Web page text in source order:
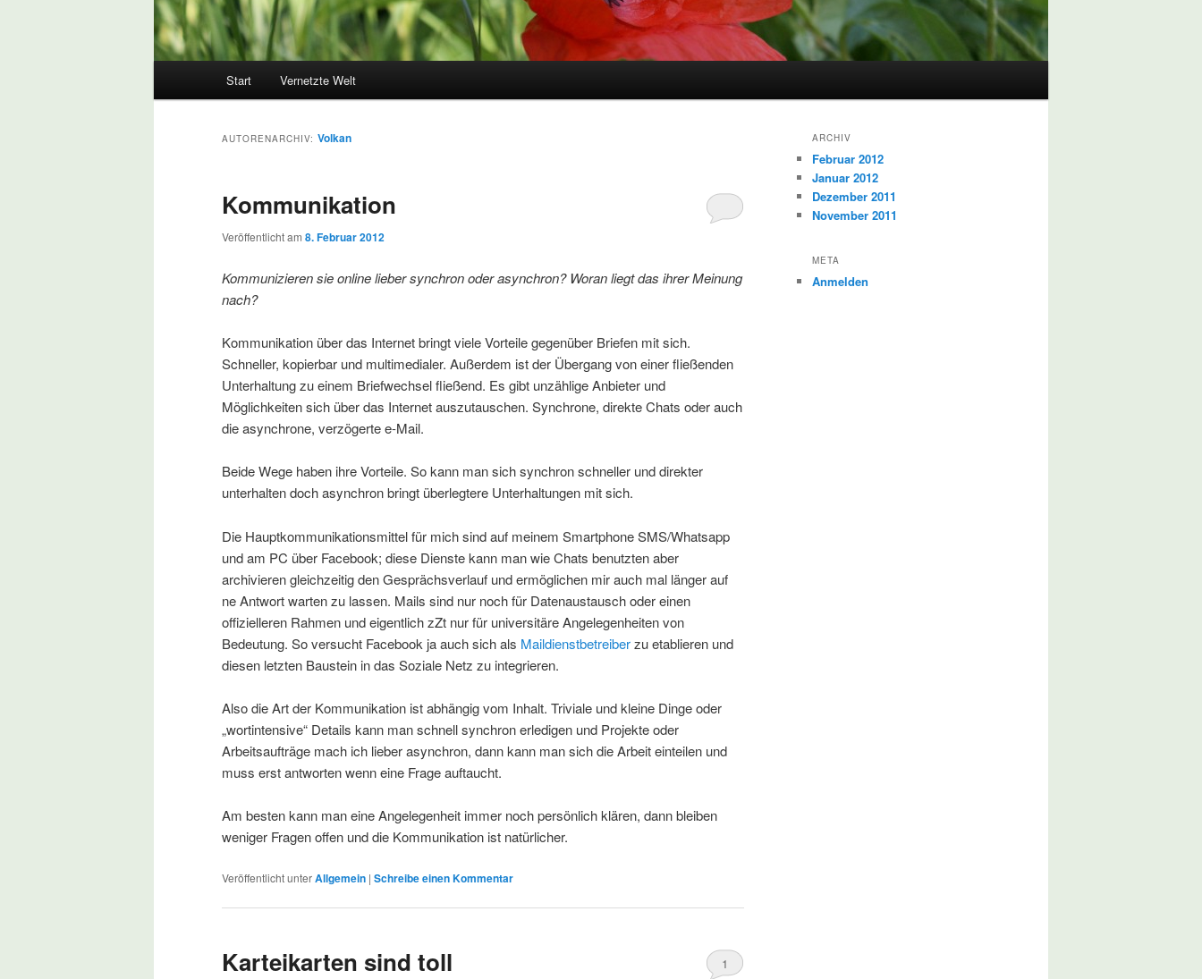
Start Vernetzte Welt
AUTORENARCHIV: Volkan
Kommunikation
Veröffentlicht am 8. Februar 2012
Kommunizieren sie online lieber synchron oder asynchron? Woran liegt das ihrer Meinung
nach?
Kommunikation über das Internet bringt viele Vorteile gegenüber Briefen mit sich.
Schneller, kopierbar und multimedialer. Außerdem ist der Übergang von einer fließenden
Unterhaltung zu einem Briefwechsel fließend. Es gibt unzählige Anbieter und
Möglichkeiten sich über das Internet auszutauschen. Synchrone, direkte Chats oder auch
die asynchrone, verzögerte e-Mail.
Beide Wege haben ihre Vorteile. So kann man sich synchron schneller und direkter
unterhalten doch asynchron bringt überlegtere Unterhaltungen mit sich.
Die Hauptkommunikationsmittel für mich sind auf meinem Smartphone SMS/Whatsapp
und am PC über Facebook; diese Dienste kann man wie Chats benutzten aber
archivieren gleichzeitig den Gesprächsverlauf und ermöglichen mir auch mal länger auf
ne Antwort warten zu lassen. Mails sind nur noch für Datenaustausch oder einen
offizielleren Rahmen und eigentlich zZt nur für universitäre Angelegenheiten von
Bedeutung. So versucht Facebook ja auch sich als Maildienstbetreiberzu etablieren und
diesen letzten Baustein in das Soziale Netz zu integrieren.
Also die Art der Kommunikation ist abhängig vom Inhalt. Triviale und kleine Dinge oder
„wortintensive“ Details kann man schnell synchron erledigen und Projekte oder
Arbeitsaufträge mach ich lieber asynchron, dann kann man sich die Arbeit einteilen und
muss erst antworten wenn eine Frage auftaucht.
Am besten kann man eine Angelegenheit immer noch persönlich klären, dann bleiben
weniger Fragen offen und die Kommunikation ist natürlicher.
Veröffentlicht unterAllgemein | Schreibe einen Kommentar
Karteikarten sind toll 1
ARCHIV
Februar 2012
Januar 2012
Dezember 2011
November 2011
META
Anmelden